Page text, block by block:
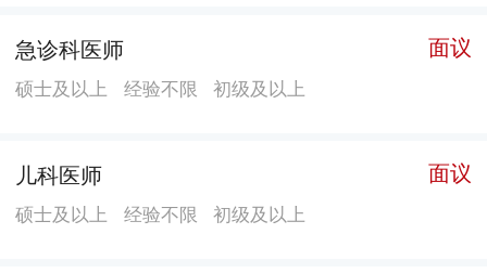
急诊科医师 面议
硕士及以上 经验不限 初级及以上
儿科医师 面议
硕士及以上 经验不限 初级及以上